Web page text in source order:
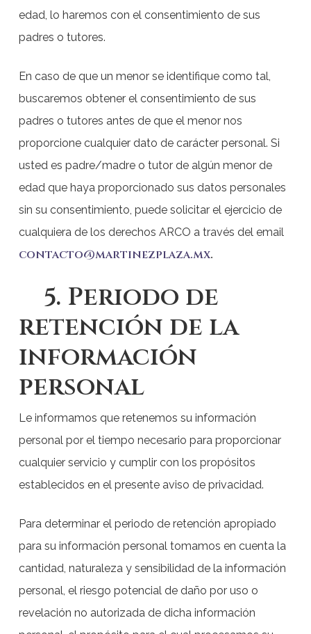
edad, lo haremos con el consentimiento de sus
padres o tutores.
En caso de que un menor se identifique como tal,
buscaremos obtener el consentimiento de sus
padres o tutores antes de que el menor nos
proporcione cualquier dato de carácter personal. Si
usted es padre/madre o tutor de algún menor de
edad que haya proporcionado sus datos personales
sin su consentimiento, puede solicitar el ejercicio de
cualquiera de los derechos ARCO a través del email
contacto@martinezplaza.mx.
5. Periodo de
retención de la
información
personal
Le informamos que retenemos su información
personal por el tiempo necesario para proporcionar
cualquier servicio y cumplir con los propósitos
establecidos en el presente aviso de privacidad.
Para determinar el periodo de retención apropiado
para su información personal tomamos en cuenta la
cantidad, naturaleza y sensibilidad de la información
personal, el riesgo potencial de daño por uso o
revelación no autorizada de dicha información